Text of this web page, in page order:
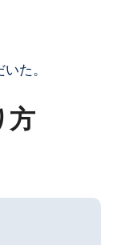
た。
方